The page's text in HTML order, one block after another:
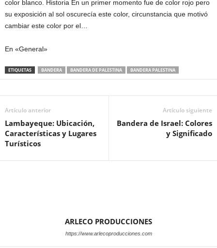
color blanco. Historia En un primer momento fue de color rojo pero
su exposición al sol oscurecía este color, circunstancia que motivó
cambiar este color por el…
En «General»
ETIQUETAS BANDERA BANDERA DE PALESTINA BANDERA PALESTINA
Artículo anterior
Lambayeque: Ubicación,
Características y Lugares
Turísticos
Artículo siguiente
Bandera de Israel: Colores
y Significado
ARLECO PRODUCCIONES
https://www.arlecoproducciones.com